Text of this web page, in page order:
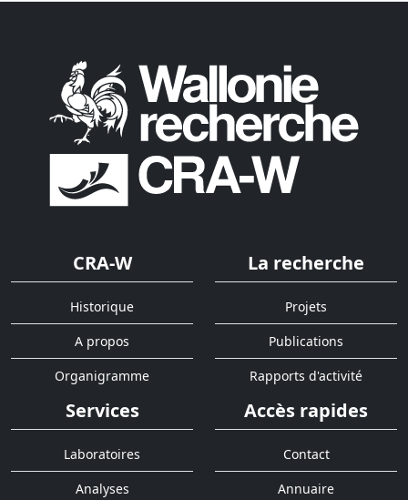
CRA-W
Historique
A propos
Organigramme
La recherche
Projets
Publications
Rapports d'activité
Services
Laboratoires
Analyses
Accès rapides
Contact
Annuaire